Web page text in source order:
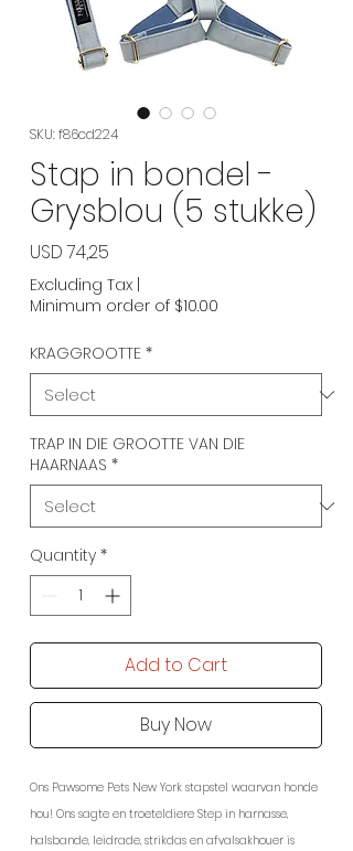
SKU: f86cd224
Stap in bondel -
Grysblou (5 stukke)
USD 74,25
Excluding Tax
Minimum order of $10.00
KRAGGROOTTE *
TRAP IN DIE GROOTTE VAN DIE
HAARNAAS *
Quantity *
Add to Cart
Buy Now
Ons Pawsome Pets New York stapstel waarvan honde
hou! Ons sagte en troeteldiere Step in harnasse,
halsbande, leidrade, strikdas en afvalsakhouer is